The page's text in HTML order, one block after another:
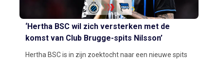
‘Hertha BSC wil zich versterken met de
komst van Club Brugge-spits Nilsson’
Hertha BSC is in zijn zoektocht naar een nieuwe spits